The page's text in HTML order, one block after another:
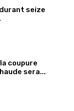
seize
coupure
sera...